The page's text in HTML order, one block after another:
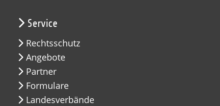
Service
Rechtsschutz
Angebote
Partner
Formulare
Landesverbände